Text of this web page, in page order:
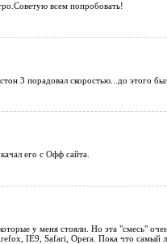
всем попробовать!
3 порадовал скоростью...до этого
его с Офф сайта.
у меня стояли. Но эта "смесь"
IE9, Safari, Opera. Пока что самый